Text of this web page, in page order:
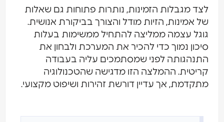
לצד מגבלות הזמינות, נותרות פתוחות גם שאלות
של אמינות, הזיות מודל והצורך בביקורת אנושית.
גוגל עצמה ממליצה להתחיל ממשימות בעלות
סיכון נמוך כדי להכיר את המערכת ולבחון את
התנהגותה לפני שמסתמכים עליה בעבודה
קריטית. ההמלצה הזו מדגישה שהטכנולוגיה
מתקדמת, אך עדיין דורשת זהירות ושיפוט מקצועי.